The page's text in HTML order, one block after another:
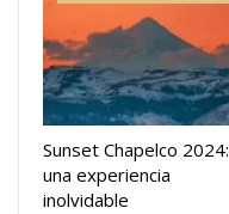
Sunset Chapelco 2024:
una experiencia
inolvidable